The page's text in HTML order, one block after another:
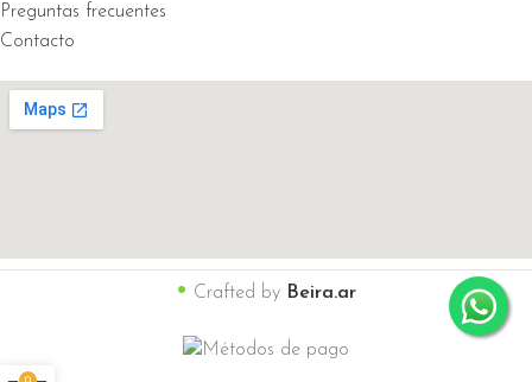
Preguntas frecuentes
Contacto
• Crafted by Beira.ar